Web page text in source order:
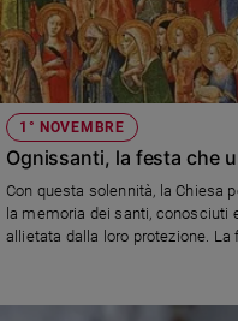
Sport
Interviste
Papa
Papa
Chiesa
Chiesa
e
1° NOVEMBRE
Ognissanti, la festa che
Con questa solennità, la Chiesa
la memoria dei santi, conosciuti
allietata dalla loro protezione. La